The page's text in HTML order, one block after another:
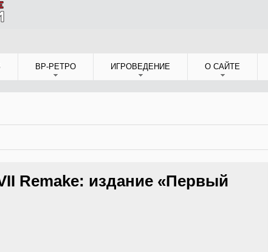
ВР-РЕТРО ИГРОВЕДЕНИЕ О САЙТЕ
Remake: издание «Первый